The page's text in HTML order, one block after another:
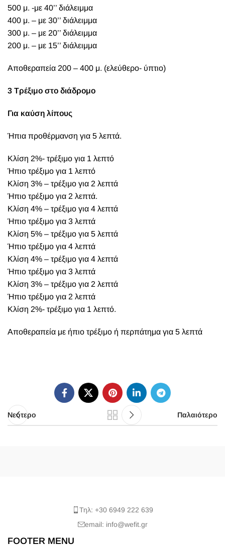
500 μ. -με 40’’ διάλειμμα
400 μ. – με 30’’ διάλειμμα
300 μ. – με 20’’ διάλειμμα
200 μ. – με 15’’ διάλειμμα
Αποθεραπεία 200 – 400 μ. (ελεύθερο- ύπτιο)
3 Τρέξιμο στο διάδρομο
Για καύση λίπους
Ήπια προθέρμανση για 5 λεπτά.
Κλίση 2%- τρέξιμο για 1 λεπτό
Ήπιο τρέξιμο για 1 λεπτό
Κλίση 3% – τρέξιμο για 2 λεπτά
Ήπιο τρέξιμο για 2 λεπτά.
Κλίση 4% – τρέξιμο για 4 λεπτά
Ήπιο τρέξιμο για 3 λεπτά
Κλίση 5% – τρέξιμο για 5 λεπτά
Ήπιο τρέξιμο για 4 λεπτά
Κλίση 4% – τρέξιμο για 4 λεπτά
Ήπιο τρέξιμο για 3 λεπτά
Κλίση 3% – τρέξιμο για 2 λεπτά
Ήπιο τρέξιμο για 2 λεπτά
Κλίση 2%- τρέξιμο για 1 λεπτό.
Αποθεραπεία με ήπιο τρέξιμο ή περπάτημα για 5 λεπτά
Νεότερο Παλαιότερο
Τηλ: +30 6949 222 639
email: info@wefit.gr
FOOTER MENU